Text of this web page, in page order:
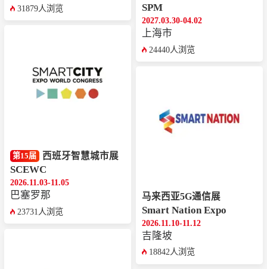
31879人浏览
第15届 西班牙智慧城市展
SCEWC
2026.11.03-11.05
巴塞罗那
23731人浏览
SPM
2027.03.30-04.02
上海市
24440人浏览
马来西亚5G通信展
Smart Nation Expo
2026.11.10-11.12
吉隆坡
18842人浏览